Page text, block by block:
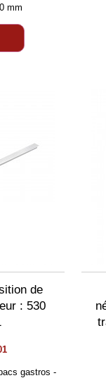
mm
de
: 530
gastros -